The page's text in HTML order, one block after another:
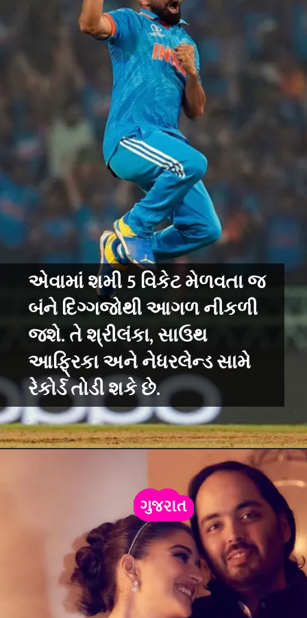
એવામાં શમી 5 વિકેટ મેળવતા જ
બંને દિગ્ગજોથી આગળ નીકળી
જશે. તે શ્રીલંકા, સાઉથ
આફ્રિકા અને નેધરલેન્ડ સામે
રેકોર્ડ તોડી શકે છે.